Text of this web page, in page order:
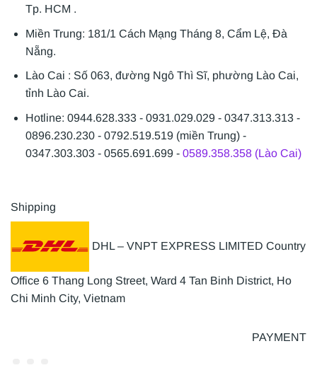
Tp. HCM .
Miền Trung: 181/1 Cách Mạng Tháng 8, Cẩm Lệ, Đà
Nẵng.
Lào Cai : Số 063, đường Ngô Thì Sĩ, phường Lào Cai,
tỉnh Lào Cai.
Hotline: 0944.628.333 - 0931.029.029 - 0347.313.313 -
0896.230.230 - 0792.519.519 (miền Trung) -
0347.303.303 - 0565.691.699 - 0589.358.358 (Lào Cai)
Shipping
DHL – VNPT EXPRESS LIMITED Country
Office 6 Thang Long Street, Ward 4 Tan Binh District, Ho
Chi Minh City, Vietnam
PAYMENT